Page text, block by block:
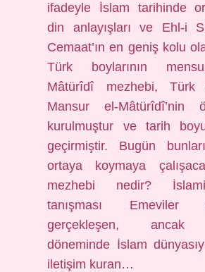
ifadeyle İslam tarihinde
din anlayışları ve Ehl-i
Cemaat’ın en geniş kolu
Türk boylarının
Mâtürîdî mezhebi,
Mansur el-Mâtürîdî’nin
kurulmuştur ve tarih
geçirmiştir. Bugün
ortaya koymaya
mezhebi nedir?
tanışması Emeviler
gerçekleşen, ancak
döneminde İslam
iletişim kuran…